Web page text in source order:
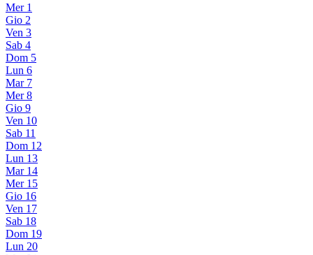
Mer 1
Gio 2
Ven 3
Sab 4
Dom 5
Lun 6
Mar 7
Mer 8
Gio 9
Ven 10
Sab 11
Dom 12
Lun 13
Mar 14
Mer 15
Gio 16
Ven 17
Sab 18
Dom 19
Lun 20